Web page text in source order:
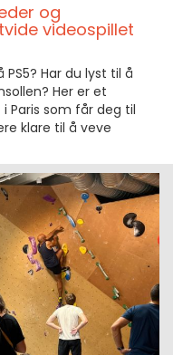
og
videospillet
Har du lyst til å
Her er et
Paris som får deg til
klare til å veve